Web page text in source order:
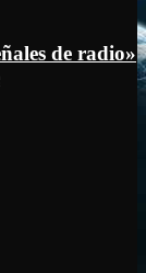
de radio»